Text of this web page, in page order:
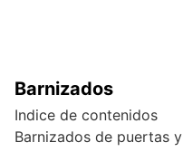
Barnizados
Indice de contenidos
Barnizados de puertas y